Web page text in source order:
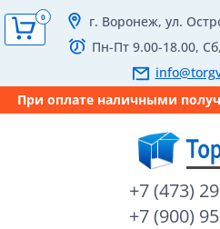
г. Воронеж, ул.
Пн-Пт 9.00-18.00,
При оплате наличными
+7 (473)
+7 (900)
0